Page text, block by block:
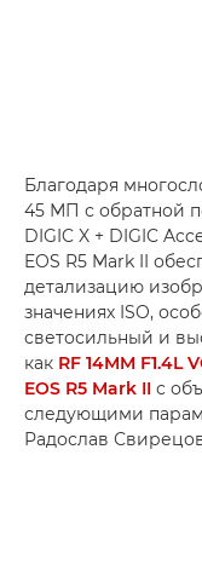
Благодаря
45 МП с обратной
DIGIC X + DIGIC
EOS R5 Mark II
детализацию
значениях ISO,
светосильный и
как RF 14MM F1.4L
EOS R5 Mark II с
следующими
Радослав